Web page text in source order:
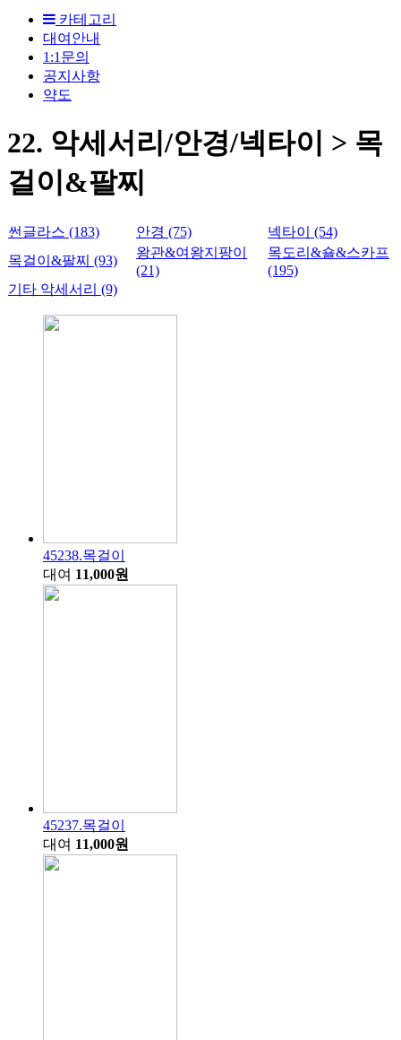
카테고리
대여안내
1:1문의
공지사항
약도
22. 악세서리/안경/넥타이 > 목
걸이&팔찌
썬글라스 (183) 안경 (75)
넥타이 (54)
목걸이&팔찌 (93)
왕관&여왕지팡이
(21)
목도리&숄&스카프
(195)
기타 악세서리 (9)
45238.목걸이
대여 11,000원
45237.목걸이
대여 11,000원